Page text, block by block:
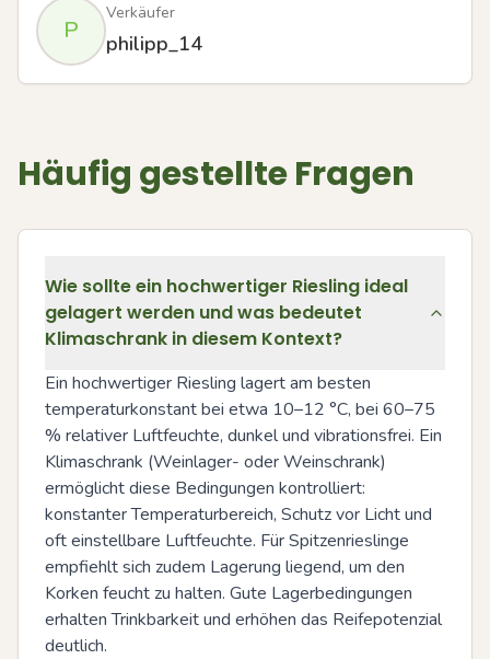
P
Verkäufer
philipp_14
Häufig gestellte Fragen
Wie sollte ein hochwertiger Riesling ideal
gelagert werden und was bedeutet
Klimaschrank in diesem Kontext?
Ein hochwertiger Riesling lagert am besten
temperaturkonstant bei etwa 10–12 °C, bei 60–75
% relativer Luftfeuchte, dunkel und vibrationsfrei. Ein
Klimaschrank (Weinlager- oder Weinschrank)
ermöglicht diese Bedingungen kontrolliert:
konstanter Temperaturbereich, Schutz vor Licht und
oft einstellbare Luftfeuchte. Für Spitzenrieslinge
empfiehlt sich zudem Lagerung liegend, um den
Korken feucht zu halten. Gute Lagerbedingungen
erhalten Trinkbarkeit und erhöhen das Reifepotenzial
deutlich.